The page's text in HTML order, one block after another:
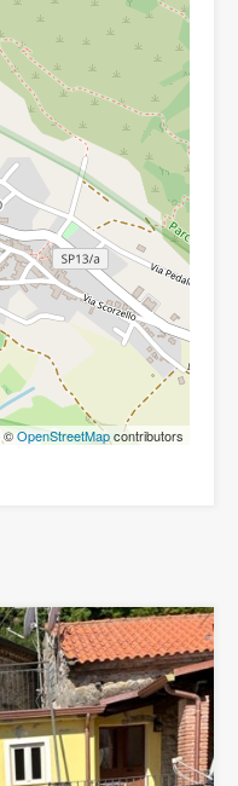
©OpenStreetMapcontributors